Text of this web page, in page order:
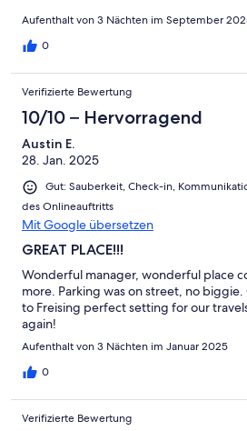
Aufenthalt von 3 Nächten im September
0
Verifizierte Bewertung
10/10 – Hervorragend
Austin E.
28. Jan. 2025
Gut: Sauberkeit, Check-in,
des Onlineauftritts
Mit Google übersetzen
GREAT PLACE!!!
Wonderful manager, wonderful place
more. Parking was on street, no
to Freising perfect setting for our
again!
Aufenthalt von 3 Nächten im Januar 2025
0
Verifizierte Bewertung